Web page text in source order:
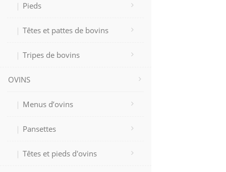
Pieds
Têtes et pattes de bovins
Tripes de bovins
OVINS
Menus d’ovins
Pansettes
Têtes et pieds d'ovins